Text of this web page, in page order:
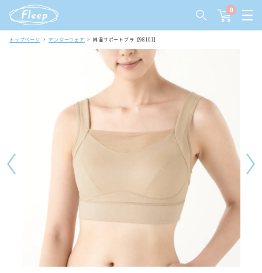
0
トップページ アンダーウェア 綿混サポートブラ【98101】